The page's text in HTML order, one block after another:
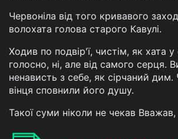
Червоніла від того кривавого
волохата голова старого Кавулі.
Ходив по подвір'ї, чистім, як хата
голосно, ні, але від самого серця.
ненависть з себе, як сірчаний
вінця сповнили його душу.
Такої суми ніколи не чекав